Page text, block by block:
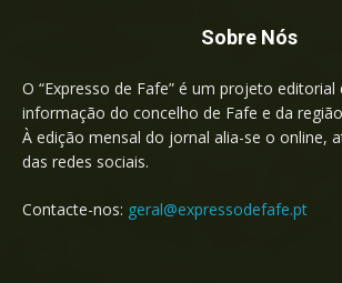
Sobre Nós
O “Expresso de Fafe” é um projeto editorial
informação do concelho de Fafe e da
À edição mensal do jornal alia-se o online,
das redes sociais.
Contacte-nos: geral@expressodefafe.pt